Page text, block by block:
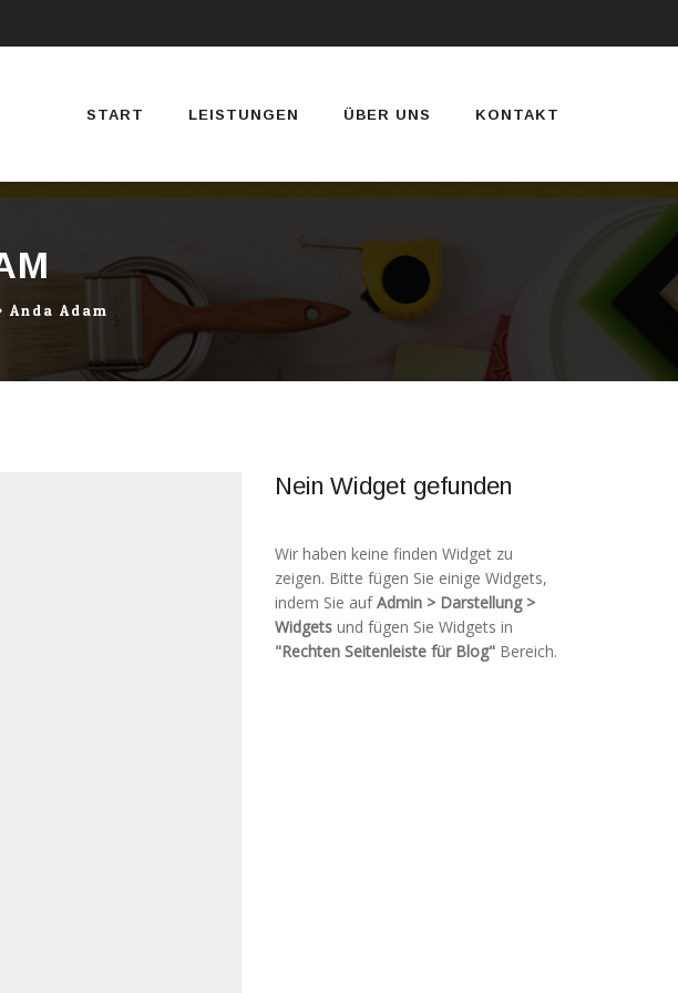
InhaltSTART LEISTUNGEN ÜBER UNS KONTAKT
Anda Adam
Nein Widget gefunden
Wir haben keine finden Widget zu
zeigen. Bitte fügen Sie einige Widgets,
indem Sie aufAdmin > Darstellung >
Widgets und fügen Sie Widgets in
"Rechten Seitenleiste für Blog" Bereich.